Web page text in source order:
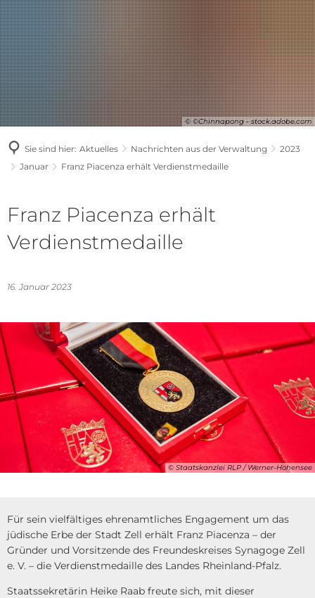
© ©Chinnapong - stock.adobe.com
Sie sind hier: Aktuelles Nachrichten aus der Verwaltung
2023
Januar
Franz Piacenza erhält Verdienstmedaille
Franz Piacenza erhält
Verdienstmedaille
16. Januar 2023
© Staatskanzlei RLP / Werner-Hohensee
Für sein vielfältiges ehrenamtliches Engagement um das
jüdische Erbe der Stadt Zell erhält Franz Piacenza – der
Gründer und Vorsitzende des Freundeskreises Synagoge Zell
e. V. – die Verdienstmedaille des Landes Rheinland-Pfalz.
Staatssekretärin Heike Raab freute sich, mit dieser